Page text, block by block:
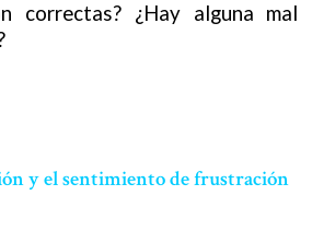
correctas? ¿Hay alguna mal
y el sentimiento de frustración